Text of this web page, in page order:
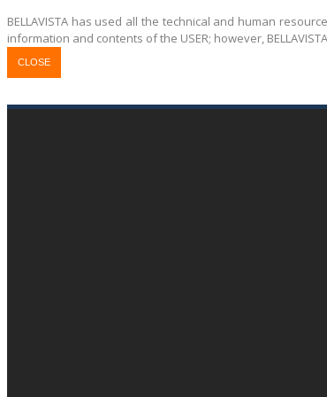
BELLAVISTA has used all the technical and human
information and contents of the USER; however,
CLOSE